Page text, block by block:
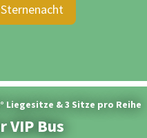
Liegesitze & 3 Sitze pro Reihe
VIP Bus